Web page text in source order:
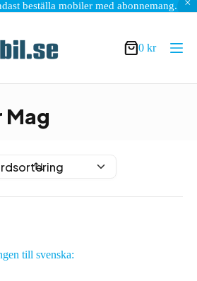
beställa mobiler med abonnemang.
Varukorg
0 kr
Mag
till svenska: